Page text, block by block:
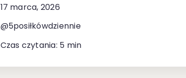
17 marca, 2026
@5posiłkówdziennie
Czas czytania: 5 min